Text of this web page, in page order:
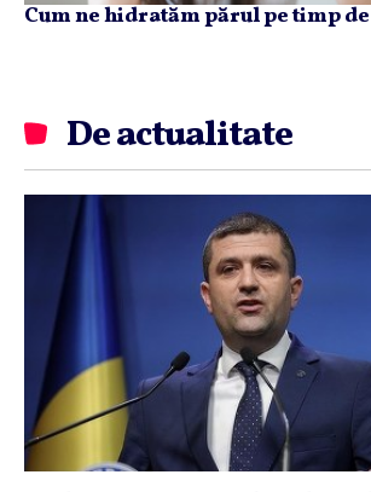
Cum ne hidratăm părul pe timp
De actualitate